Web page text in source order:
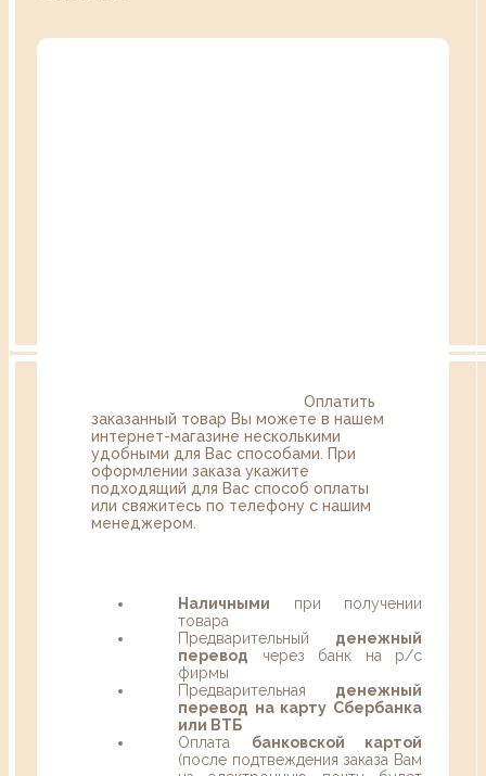
Оплатить
заказанный товар Вы можете в нашем
интернет-магазине несколькими
удобными для Вас способами. При
оформлении заказа укажите
подходящий для Вас способ оплаты
или свяжитесь по телефону с нашим
менеджером.
Наличными при получении
товара
Предварительный денежный
перевод через банк на р/с
фирмы
Предварительная денежный
перевод на карту Сбербанка
или ВТБ
Оплата банковской картой
(после подтвеждения заказа Вам